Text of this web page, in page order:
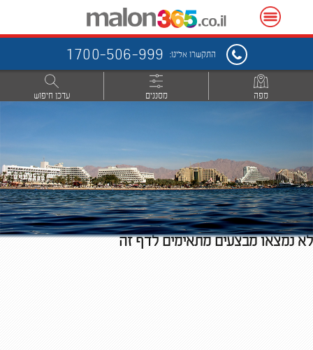
התקשרו אלינו: 1700-506-999
מפה מסננים עדכן חיפוש
לא נמצאו מבצעים מתאימים לדף זה